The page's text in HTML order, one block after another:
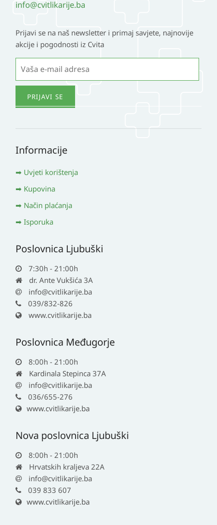
info@cvitlikarije.ba
Prijavi se na naš newsletter i primaj savjete, najnovije
akcije i pogodnosti iz Cvita
Informacije
Uvjeti korištenja
Kupovina
Način plaćanja
Isporuka
Poslovnica Ljubuški
7:30h - 21:00h
dr. Ante Vukšića 3A
info@cvitlikarije.ba
039/832-826
www.cvitlikarije.ba
Poslovnica Međugorje
8:00h - 21:00h
Kardinala Stepinca 37A
info@cvitlikarije.ba
036/655-276
www.cvitlikarije.ba
Nova poslovnica Ljubuški
8:00h - 21:00h
Hrvatskih kraljeva 22A
info@cvitlikarije.ba
039 833 607
www.cvitlikarije.ba